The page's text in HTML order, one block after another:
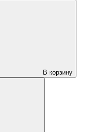
В корзину